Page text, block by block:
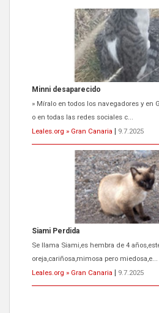
Minni desaparecido
» Míralo en todos los navegadores y en
o en todas las redes sociales c...
Leales.org » Gran Canaria
9.7.2025
Siami Perdida
Se llama Siami,es hembra de 4
oreja,cariñosa,mimosa pero miedosa,e...
Leales.org » Gran Canaria
9.7.2025